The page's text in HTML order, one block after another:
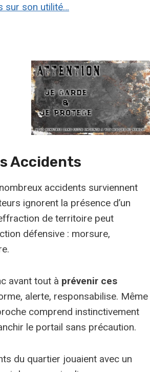
sur son utilité…
Accidents
accidents surviennent
ignorent la présence d’un
de territoire peut
défensive : morsure,
avant tout à prévenir ces
alerte, responsabilise. Même
comprend instinctivement
le portail sans précaution.
du quartier jouaient avec un